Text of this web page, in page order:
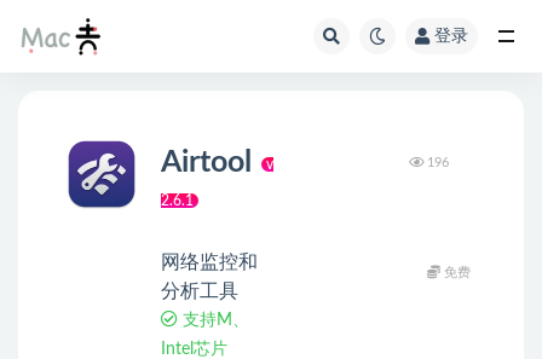
登录
Airtool v
2.6.1
网络监控和
分析工具
支持M、
Intel芯片
196
免费